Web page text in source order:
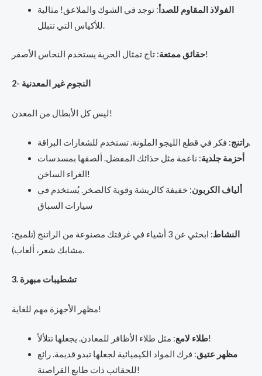
الفولاذ المقاوم للصدأ: توجد في الشوك والملاعق! مثالية
للأكياس التي تتبلل.
حقائق ممتعة: تاج تمثال الحرية يستخدم النحاس الأصفر!
2- النجوم غير المعدنية
ليس كل الأبطال من المعدن!
راتنج: فكر في قطع الليجو الملونة. تستخدم للشعارات البراقة.
أحزمة جلدية: ناعمة مثل حذائك المفضل. ألصقها بمسدسات
الغراء الساخن!
ألياف الكربون: خفيفة كالريشة وقوية كالصخر. يُستخدم في
سيارات السباق
النشاط
: ابحثي عن 3 أشياء في غرفتك مصنوعة من الراتنج (تلميح:
مشابك شعر، ألعاب).
3. تشطيبات مبهرة
مظهر الأجهزة مهم للغاية!
طلاء لامع: مثل طلاء الأظافر للمعادن. يجعلها تتلألأ!
مظهر عتيق: فرك المواد الكيميائية لجعلها تبدو قديمة. رائع
للحقائب ذات طابع القراصنة!